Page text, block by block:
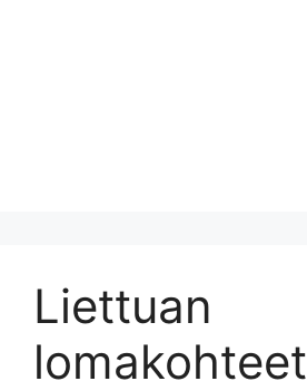
Liettuan
lomakohteet